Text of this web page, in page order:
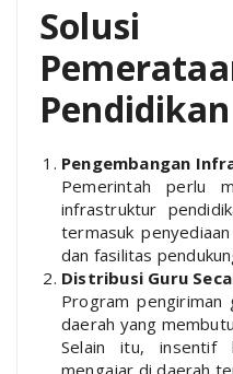
Pendidikan
Pengembangan
Pemerintah perlu
infrastruktur
termasuk
dan fasilitas
Distribusi Guru
Program pengiriman
daerah yang
Selain itu, insentif
mengajar di daerah